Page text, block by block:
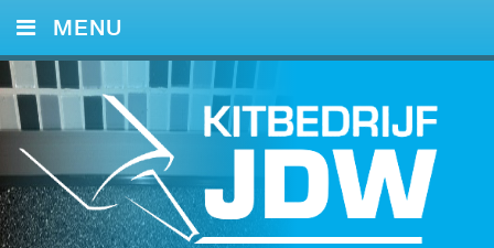
MENU
HOME
KITWERK
FOTO’S
REFERENTIES